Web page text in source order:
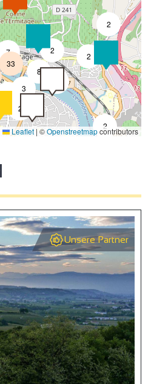
2
2
2
2
2
8
7
2
3
33
Leaflet| ©Openstreetmapcontributors
Unsere Partner